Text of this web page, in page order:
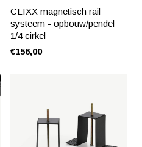
CLIXX magnetisch rail
systeem - opbouw/pendel
1/4 cirkel
€156,00